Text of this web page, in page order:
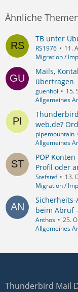
Ähnliche
TB unter
RS1976
11.
Migration /
Mails,
übertragen
guenhol
15.
Allgemeines
web.de?
pipemountain
Allgemeines
POP
Profil oder
Stefstef
13.
Migration /
beim Abruf
Anthos
25.
Allgemeines
Thunderbird Mail